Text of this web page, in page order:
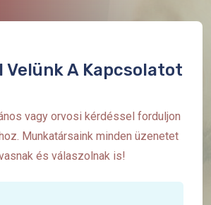
Velünk A Kapcsolatot
vagy orvosi kérdéssel forduljon
Munkatársaink minden üzenetet
és válaszolnak is!